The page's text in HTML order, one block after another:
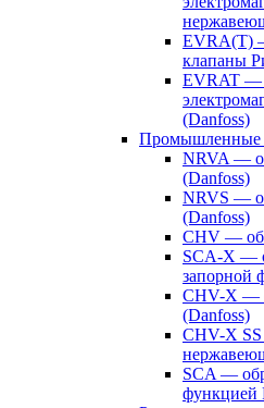
EVRA(T)
клапаны
EVRAT —
(Danfoss)
Промышленные
NRVA —
(Danfoss)
NRVS —
(Danfoss)
CHV —
SCA-X —
запорной
CHV-X —
(Danfoss)
CHV-X
SCA —
функцией